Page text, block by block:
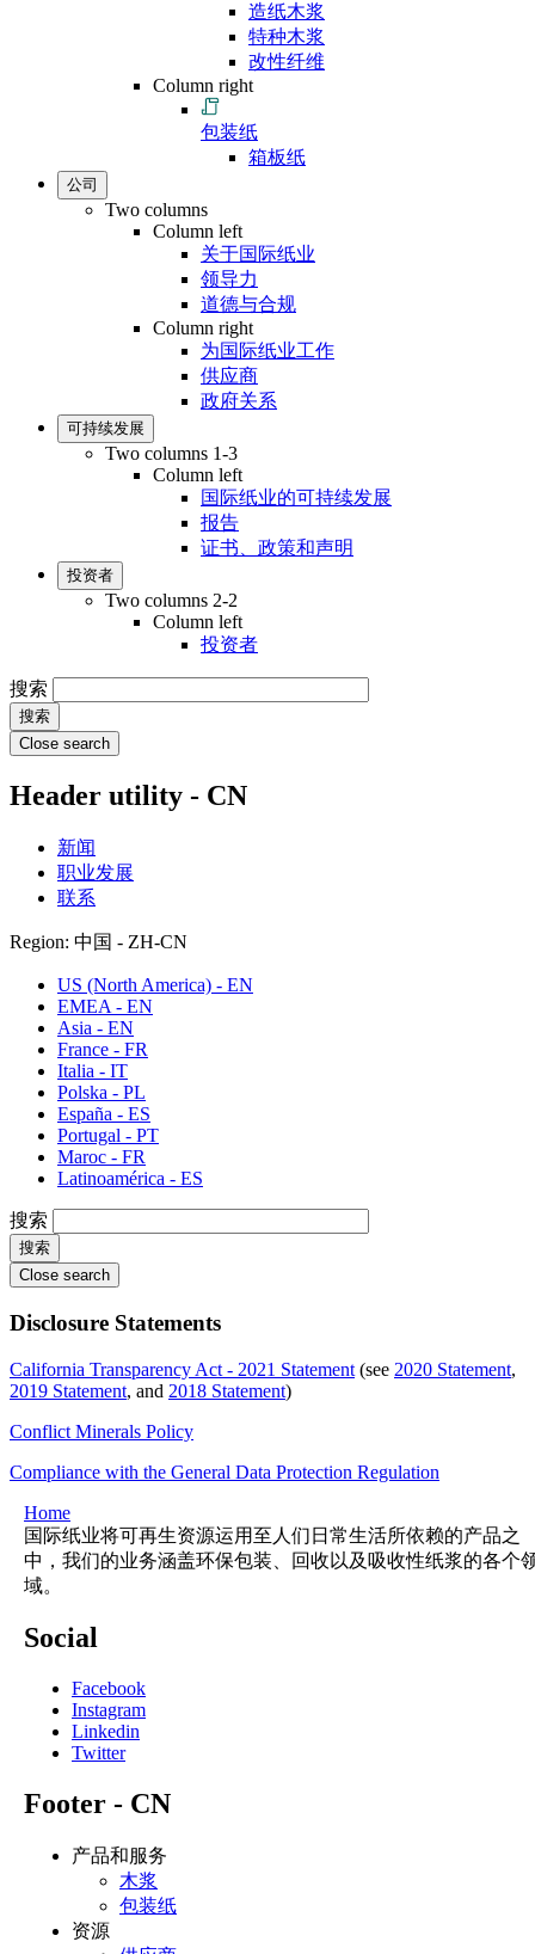
造纸木浆
特种木浆
改性纤维
Column right
包装纸
箱板纸
公司
Two columns
Column left
关于国际纸业
领导力
道德与合规
Column right
为国际纸业工作
供应商
政府关系
可持续发展
Two columns 1-3
Column left
国际纸业的可持续发展
报告
证书、政策和声明
投资者
Two columns 2-2
Column left
投资者
搜索
Close search
Header utility - CN
新闻
职业发展
联系
Region: 中国 - ZH-CN
US (North America) - EN
EMEA - EN
Asia - EN
France - FR
Italia - IT
Polska - PL
España - ES
Portugal - PT
Maroc - FR
Latinoamérica - ES
搜索
Close search
Disclosure Statements
California Transparency Act - 2021 Statement (see 2020 Statement,
2019 Statement, and 2018 Statement)
Conflict Minerals Policy
Compliance with the General Data Protection Regulation
Home
国际纸业将可再生资源运用至人们日常生活所依赖的产品之
中，我们的业务涵盖环保包装、回收以及吸收性纸浆的各个
域。
Social
Facebook
Instagram
Linkedin
Twitter
Footer - CN
产品和服务
木浆
包装纸
资源